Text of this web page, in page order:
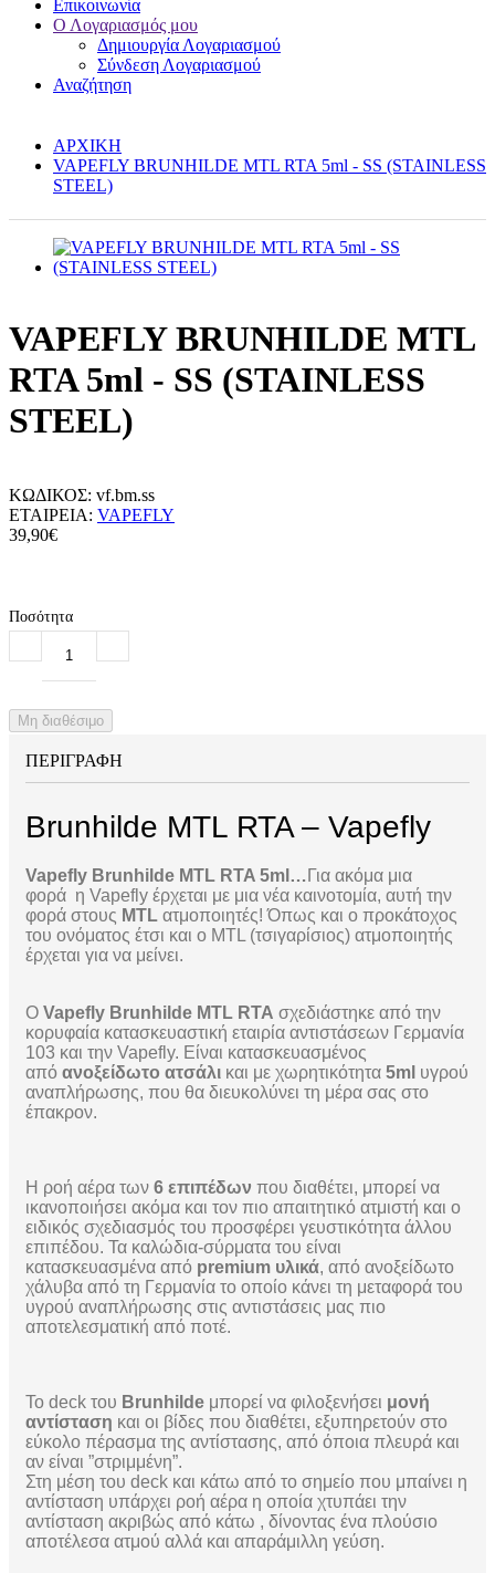
Επικοινωνία
Ο Λογαριασμός μου
Δημιουργία Λογαριασμού
Σύνδεση Λογαριασμού
Αναζήτηση
ΑΡΧΙΚΗ
VAPEFLY BRUNHILDE MTL RTA 5ml - SS (STAINLESS
STEEL)
VAPEFLY BRUNHILDE MTL
RTA 5ml - SS (STAINLESS
STEEL)
ΚΩΔΙΚΟΣ: vf.bm.ss
ΕΤΑΙΡΕΙΑ: VAPEFLY
39,90€
Ποσότητα
Μη διαθέσιμο
ΠΕΡΙΓΡΑΦΗ
Brunhilde MTL RTA – Vapefly
Vapefly Brunhilde MTL RTA 5ml… Για ακόμα μια
φορά η Vapefly έρχεται με μια νέα καινοτομία, αυτή την
φορά στους MTL ατμοποιητές!Όπως και ο προκάτοχος
του ονόματος έτσι και ο MTL (τσιγαρίσιος) ατμοποιητής
έρχεται για να μείνει.
Ο Vapefly Brunhilde MTL RTA σχεδιάστηκε από την
κορυφαία κατασκευαστική εταιρία αντιστάσεων Γερμανία
103 και την Vapefly. Είναι κατασκευασμένος
από ανοξείδωτο ατσάλι και με χωρητικότητα 5ml υγρού
αναπλήρωσης, που θα διευκολύνει τη μέρα σας στο
έπακρον.
Η ροή αέρα των 6 επιπέδων που διαθέτει, μπορεί να
ικανοποιήσει ακόμα και τον πιο απαιτητικό ατμιστή και ο
ειδικός σχεδιασμός του προσφέρει γευστικότητα άλλου
επιπέδου. Τα καλώδια-σύρματα του είναι
κατασκευασμένα από premium υλικά, από ανοξείδωτο
χάλυβα από τη Γερμανία το οποίο κάνει τη μεταφορά του
υγρού αναπλήρωσης στις αντιστάσεις μας πιο
αποτελεσματική από ποτέ.
Το deck του Brunhilde μπορεί να φιλοξενήσει μονή
αντίσταση και οι βίδες που διαθέτει, εξυπηρετούν στο
εύκολο πέρασμα της αντίστασης, από όποια πλευρά και
αν είναι ”στριμμένη”.
Στη μέση του deck και κάτω από το σημείο που μπαίνει η
αντίσταση υπάρχει ροή αέρα η οποία χτυπάει την
αντίσταση ακριβώς από κάτω , δίνοντας ένα πλούσιο
αποτέλεσα ατμού αλλά και απαράμιλλη γεύση.